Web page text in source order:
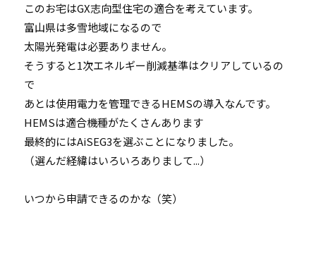
このお宅はGX志向型住宅の適合を考えています。
富山県は多雪地域になるので
太陽光発電は必要ありません。
そうすると1次エネルギー削減基準はクリアしているの
で
あとは使用電力を管理できるHEMSの導入なんです。
HEMSは適合機種がたくさんあります
最終的にはAiSEG3を選ぶことになりました。
（選んだ経緯はいろいろありまして...）
いつから申請できるのかな（笑）